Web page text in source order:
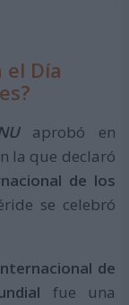
el Día
aprobó en
la que declaró
de los
se celebró
de
fue una